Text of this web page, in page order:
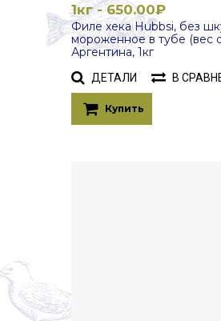
1кг - 650.00₽
Филе хека Hubbsi, без
мороженное в тубе (вес
Аргентина, 1кг
ДЕТАЛИ В
Купить